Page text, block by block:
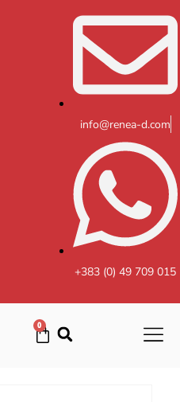
info@renea-d.com
+383 (0) 49 709 015
0
Cart